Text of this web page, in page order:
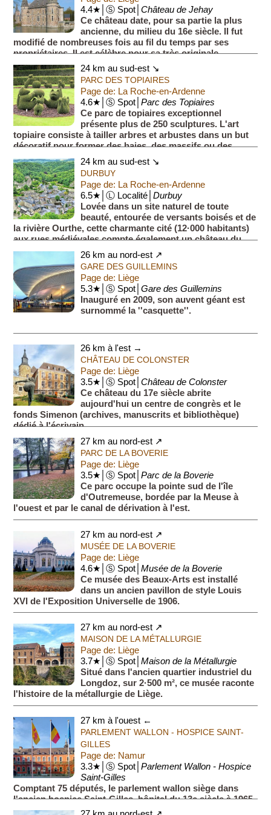
4.4★│Ⓢ Spot│Château de Jehay
Ce château date, pour sa partie la plus
ancienne, du milieu du 16e siècle. Il fut
modifié de nombreuses fois au fil du temps par ses
propriétaires. Il est célèbre pour sa très originale
architectur...
24 km au sud-est ↘
PARC DES TOPIAIRES
Page de: La Roche-en-Ardenne
4.6★│Ⓢ Spot│Parc des Topiaires
Ce parc de topiaires exceptionnel
présente plus de 250 sculptures. L'art
topiaire consiste à tailler arbres et arbustes dans un but
décoratif pour former des haies, des massifs ou des
sujets de for...
24 km au sud-est ↘
DURBUY
Page de: La Roche-en-Ardenne
6.5★│Ⓛ Localité│Durbuy
Lovée dans un site naturel de toute
beauté, entourée de versants boisés et de
la rivière Ourthe, cette charmante cité (12·000 habitants)
aux rues médiévales compte également un château du
17e siècl...
26 km au nord-est ↗
GARE DES GUILLEMINS
Page de: Liège
5.3★│Ⓢ Spot│Gare des Guillemins
Inauguré en 2009, son auvent géant est
surnommé la ''casquette''.
26 km à l'est →
CHÂTEAU DE COLONSTER
Page de: Liège
3.5★│Ⓢ Spot│Château de Colonster
Ce château du 17e siècle abrite
aujourd'hui un centre de congrès et le
fonds Simenon (archives, manuscrits et bibliothèque)
dédié à l'écrivain.
27 km au nord-est ↗
PARC DE LA BOVERIE
Page de: Liège
3.5★│Ⓢ Spot│Parc de la Boverie
Ce parc occupe la pointe sud de l'île
d'Outremeuse, bordée par la Meuse à
l'ouest et par le canal de dérivation à l'est.
27 km au nord-est ↗
MUSÉE DE LA BOVERIE
Page de: Liège
4.6★│Ⓢ Spot│Musée de la Boverie
Ce musée des Beaux-Arts est installé
dans un ancien pavillon de style Louis
XVI de l'Exposition Universelle de 1906.
27 km au nord-est ↗
MAISON DE LA MÉTALLURGIE
Page de: Liège
3.7★│Ⓢ Spot│Maison de la Métallurgie
Situé dans l'ancien quartier industriel du
Longdoz, sur 2·500 m², ce musée raconte
l'histoire de la métallurgie de Liège.
27 km à l'ouest ←
PARLEMENT WALLON - HOSPICE SAINT-
GILLES
Page de: Namur
3.3★│Ⓢ Spot│Parlement Wallon - Hospice
Saint-Gilles
Comptant 75 députés, le parlement wallon siège dans
l'ancien hospice Saint-Gilles, hôpital du 13e siècle à 1965.
La Belgique compte trois régions (Wallonie, Flandre et